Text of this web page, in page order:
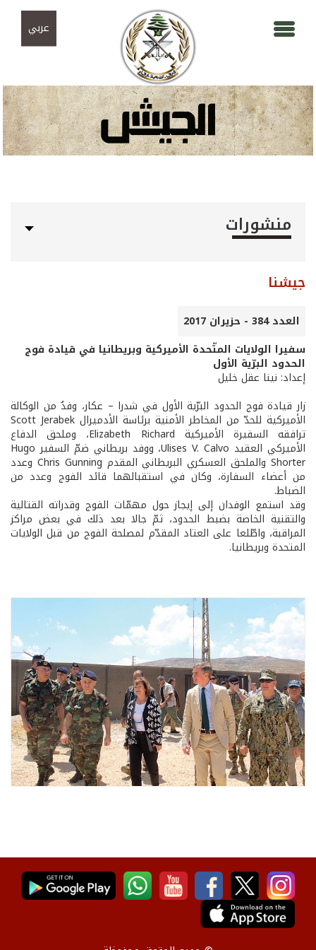
عربي
منشورات
جيشنا
العدد 384 - حزيران 2017
سفيرا الولايات المتّحدة الأميركية وبريطانيا في قيادة فوج
الحدود البرّية الأول
إعداد: نينا عقل خليل
زار قيادة فوج الحدود البرّية الأول في شدرا – عكار، وفدٌ من الوكالة
الأميركية للحدّ من المخاطر الأمنية برئاسة الأدميرال Scott Jerabek
ترافقه السفيرة الأميركية Elizabeth Richard، وملحق الدفاع
الأميركي العقيد Ulises V. Calvo، ووفد بريطاني ضمّ السفير Hugo
Shorter والملحق العسكري البريطاني المقدم Chris Gunning وعدد
من أعضاء السفارة، وكان في استقبالهما قائد الفوج وعدد من
الضباط.
وقد استمع الوفدان إلى إيجاز حول مهمّات الفوج وقدراته القتالية
والتقنية الخاصة بضبط الحدود، ثمّ جالا بعد ذلك في بعض مراكز
المراقبة، واطّلعا على العتاد المقدّم لمصلحة الفوج من قبل الولايات
المتحدة وبريطانيا.